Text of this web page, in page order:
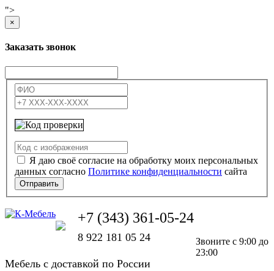
">
×
Заказать звонок
Я даю своё согласие на обработку моих персональных
данных согласно Политике конфиденциальности сайта
Отправить
Звоните с 9:00 до
23:00
+7 (343) 361-05-24
8 922 181 05 24
Мебель с доставкой по России